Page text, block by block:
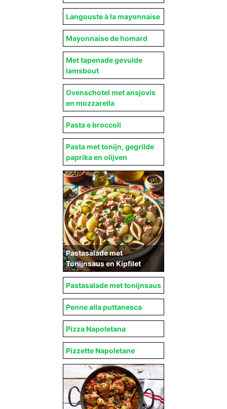
Langouste à la mayonnaise
Mayonnaise de homard
Met tapenade gevulde
lamsbout
Ovenschotel met ansjovis
en mozzarella
Pasta e broccoli
Pasta met tonijn, gegrilde
paprika en olijven
Pastasalade met tonijnsaus
Pastasalade met
Tonijnsaus en Kipfilet
Penne alla puttanesca
Pizza Napoletana
Pizzette Napoletane